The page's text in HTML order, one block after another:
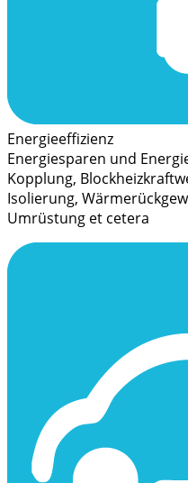
Energieeffizienz
Energiesparen und
Kopplung,
Isolierung,
Umrüstung et cetera